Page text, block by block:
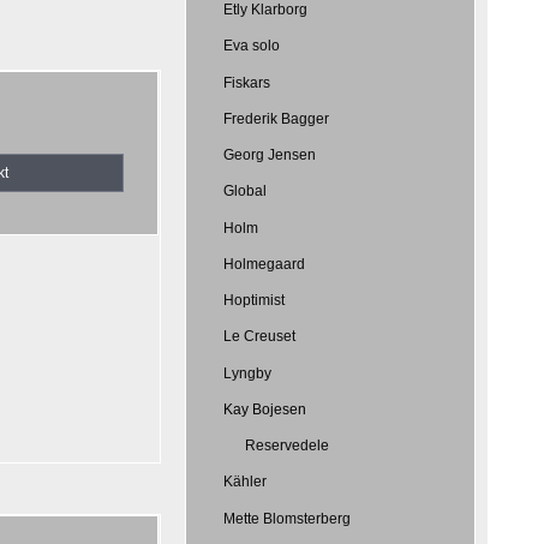
Etly Klarborg
Eva solo
Fiskars
Frederik Bagger
Georg Jensen
Global
Holm
Holmegaard
Hoptimist
Le Creuset
Lyngby
Kay Bojesen
Reservedele
Kähler
Mette Blomsterberg